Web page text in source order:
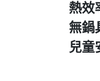
熱效
無鍋
兒童